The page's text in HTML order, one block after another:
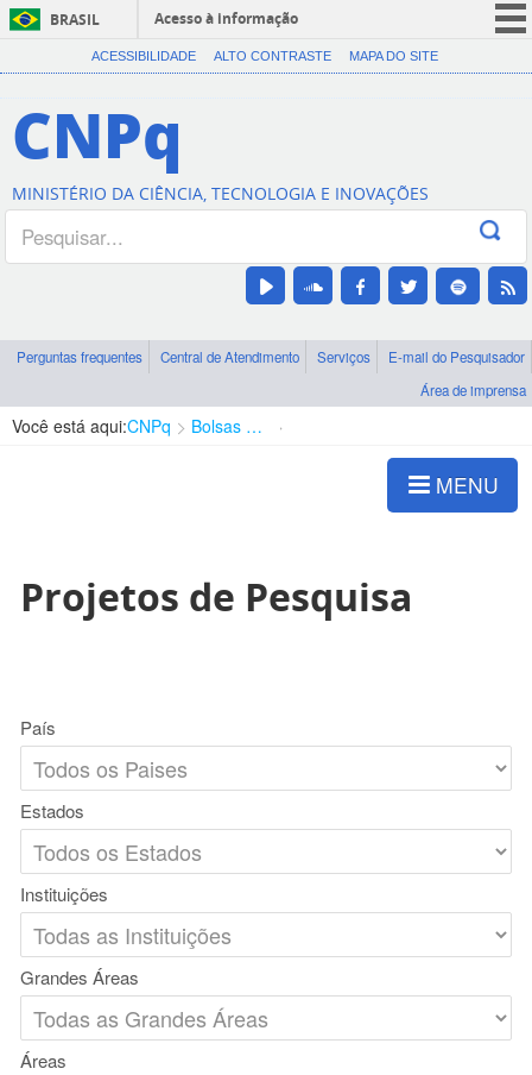
BRASIL
Acesso à informação
CORONAVÍRUS (COVID-19)
Canais
ACESSIBILIDADE ALTO CONTRASTE MAPA DO SITE
CNPq
MINISTÉRIO DA CIÊNCIA, TECNOLOGIA E INOVAÇÕES
Perguntas frequentes Central de Atendimento Serviços
E-mail do Pesquisador
Área de imprensa
Você está aqui:CNPq Bolsas e Auxílios Vigentes
MENU
Projetos de Pesquisa
País
Estados
Instituições
Grandes Áreas
Áreas